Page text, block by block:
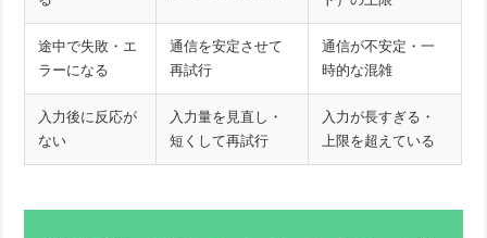
途中で失敗・エ
ラーになる
通信を安定させて
再試行
通信が不安定・一
時的な混雑
入力後に反応が
ない
入力量を見直し・
短くして再試行
入力が長すぎる・
上限を超えている